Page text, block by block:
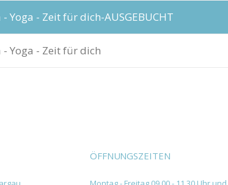
Yoga - Zeit für dich-AUSGEBUCHT
- Yoga - Zeit für dich
ÖFFNUNGSZEITEN